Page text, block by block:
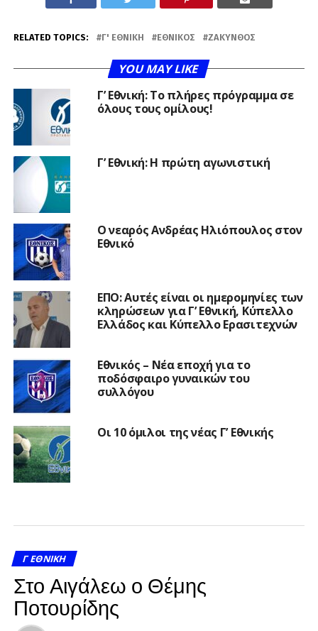
RELATED TOPICS: Γ' ΕΘΝΙΚΉ ΕΘΝΙΚΌΣ ΖΆΚΥΝΘΟΣ
YOU MAY LIKE
Γ’ Εθνική: Το πλήρες πρόγραμμα σε
όλους τους ομίλους!
Γ’ Εθνική: Η πρώτη αγωνιστική
Ο νεαρός Ανδρέας Ηλιόπουλος στον
Εθνικό
ΕΠΟ: Αυτές είναι οι ημερομηνίες των
κληρώσεων για Γ’ Εθνική, Κύπελλο
Ελλάδος και Κύπελλο Ερασιτεχνών
Εθνικός – Νέα εποχή για το
ποδόσφαιρο γυναικών του
συλλόγου
Οι 10 όμιλοι της νέας Γ’ Εθνικής
Γ ΕΘΝΙΚΉ
Στο Αιγάλεω ο Θέμης
Ποτουρίδης